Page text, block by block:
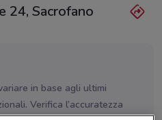
24, Sacrofano
in base agli ultimi
Verifica l’accuratezza